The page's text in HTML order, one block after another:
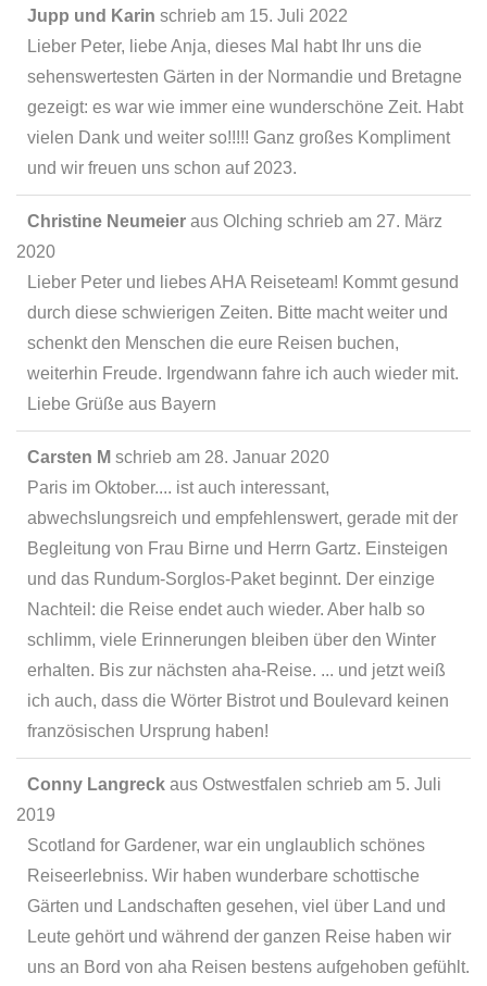
Jupp und Karin schrieb am 15. Juli 2022
Lieber Peter, liebe Anja, dieses Mal habt Ihr uns die
sehenswertesten Gärten in der Normandie und Bretagne
gezeigt: es war wie immer eine wunderschöne Zeit. Habt
vielen Dank und weiter so!!!!! Ganz großes Kompliment
und wir freuen uns schon auf 2023.
Christine Neumeier aus Olching schrieb am 27. März
2020
Lieber Peter und liebes AHA Reiseteam! Kommt gesund
durch diese schwierigen Zeiten. Bitte macht weiter und
schenkt den Menschen die eure Reisen buchen,
weiterhin Freude. Irgendwann fahre ich auch wieder mit.
Liebe Grüße aus Bayern
Carsten M schrieb am 28. Januar 2020
Paris im Oktober.... ist auch interessant,
abwechslungsreich und empfehlenswert, gerade mit der
Begleitung von Frau Birne und Herrn Gartz. Einsteigen
und das Rundum-Sorglos-Paket beginnt. Der einzige
Nachteil: die Reise endet auch wieder. Aber halb so
schlimm, viele Erinnerungen bleiben über den Winter
erhalten. Bis zur nächsten aha-Reise. ... und jetzt weiß
ich auch, dass die Wörter Bistrot und Boulevard keinen
französischen Ursprung haben!
Conny Langreck aus Ostwestfalen schrieb am 5. Juli
2019
Scotland for Gardener, war ein unglaublich schönes
Reiseerlebniss. Wir haben wunderbare schottische
Gärten und Landschaften gesehen, viel über Land und
Leute gehört und während der ganzen Reise haben wir
uns an Bord von aha Reisen bestens aufgehoben gefühlt.